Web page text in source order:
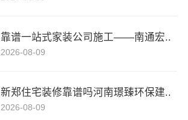
靠谱一站式家装公司施工——南通宏..
2026-08-09
新郑住宅装修靠谱吗河南璟臻环保建..
2026-08-09